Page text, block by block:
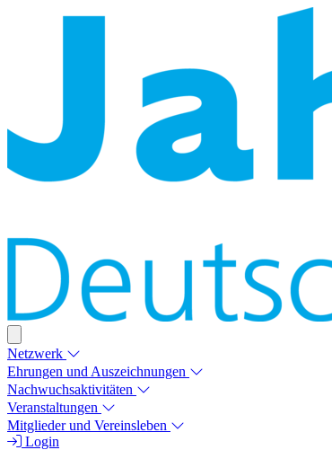
Netzwerk
Ehrungen und Auszeichnungen
Nachwuchsaktivitäten
Veranstaltungen
Mitglieder und Vereinsleben
Login